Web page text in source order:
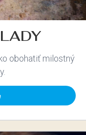
obohatiť milostný